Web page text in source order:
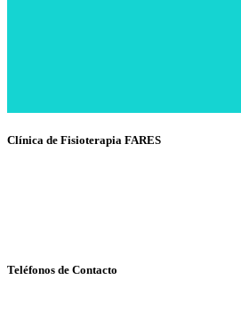
Clínica de Fisioterapia FARES
Teléfonos de Contacto